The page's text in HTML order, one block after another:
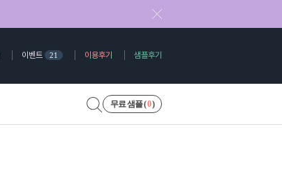
이벤트 21 이용후기 샘플후기
무료 샘플 (0)